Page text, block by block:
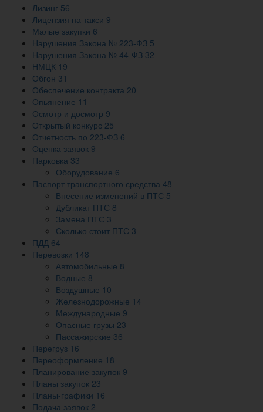
Лизинг 56
Лицензия на такси 9
Малые закупки 6
Нарушения Закона № 223-ФЗ 5
Нарушения Закона № 44-ФЗ 32
НМЦК 19
Обгон 31
Обеспечение контракта 20
Опьянение 11
Осмотр и досмотр 9
Открытый конкурс 25
Отчетность по 223-ФЗ 6
Оценка заявок 9
Парковка 33
Оборудование 6
Паспорт транспортного средства 48
Внесение изменений в ПТС 5
Дубликат ПТС 8
Замена ПТС 3
Сколько стоит ПТС 3
ПДД 64
Перевозки 148
Автомобильные 8
Водные 8
Воздушные 10
Железнодорожные 14
Международные 9
Опасные грузы 23
Пассажирские 36
Перегруз 16
Переоформление 18
Планирование закупок 9
Планы закупок 23
Планы-графики 16
Подача заявок 2